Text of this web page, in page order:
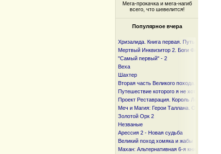
Мега-прокачка и мега-нагиб
всего, что шевелится!
Популярное вчера
Хризалида. Книга первая. Путь
Мертвый Инквизитор 2. Боги Фанмира
"Самый первый" - 2
Веха
Шахтер
Вторая часть Великого похода. От
Путешествие которого я не хотел
Проект Реставрация. Король Лесов.
Меч и Магия: Герои Таллана. Орден
Золотой Орк 2
Незваные
Арессия 2 - Новая судьба
Великий поход хомяка и жабы
Махан: Альтернативная 6-я книга